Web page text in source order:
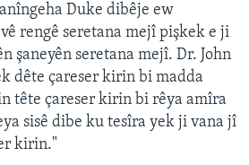
Duke dibêje ew
rengê seretana mejî pişkek e ji
şaneyên seretana mejî. Dr. John
dête çareser kirin bi madda
tête çareser kirin bi rêya amîra
sisê dibe ku tesîra yek ji vana jî
kirin."